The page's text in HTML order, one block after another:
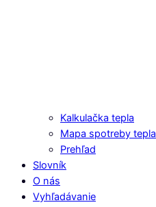
Kalkulačka tepla
Mapa spotreby tepla
Prehľad
Slovník
O nás
Vyhľadávanie